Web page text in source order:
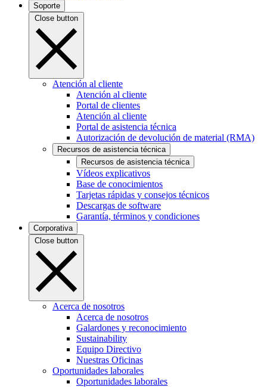
Soporte
Close button
Atención al cliente
Atención al cliente
Portal de clientes
Atención al cliente
Portal de asistencia técnica
Autorización de devolución de material (RMA)
Recursos de asistencia técnica
Recursos de asistencia técnica
Vídeos explicativos
Base de conocimientos
Tarjetas rápidas y consejos técnicos
Descargas de software
Garantía, términos y condiciones
Corporativa
Close button
Acerca de nosotros
Acerca de nosotros
Galardones y reconocimiento
Sustainability
Equipo Directivo
Nuestras Oficinas
Oportunidades laborales
Oportunidades laborales